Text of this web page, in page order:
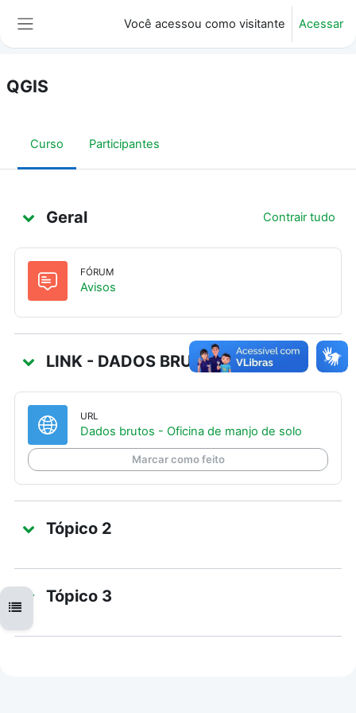
Você acessou como visitante Acessar
Abrir índice do curso
QGIS
Curso Participantes
Geral Contrair tudo
FÓRUM
Avisos
LINK - DADOS BRUTOS
URL
Dados brutos - Oficina de manjo de solo
Marcar como feito
Tópico 2
Tópico 3